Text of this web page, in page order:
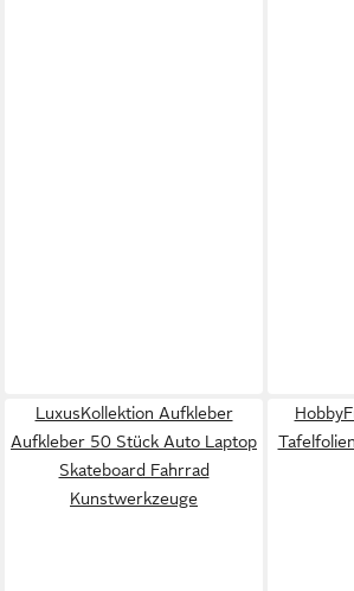
LuxusKollektion Aufkleber
Aufkleber 50 Stück Auto Laptop
Skateboard Fahrrad
Kunstwerkzeuge